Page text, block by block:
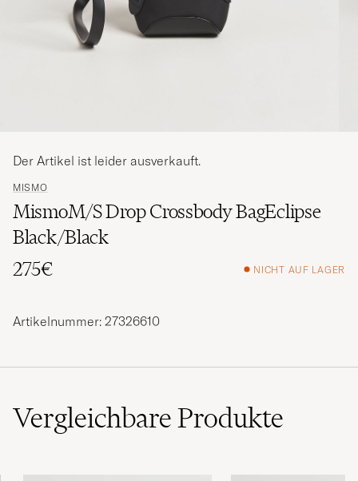
MISMO
MismoM/S Drop Crossbody BagEclipse
Black/Black
275€
NICHT AUF LAGER
Der Artikel ist leider ausverkauft.
Artikelnummer: 27326610
VergleichbareProdukte